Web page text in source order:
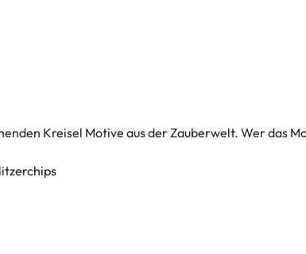
Kreisel Motive aus der Zauberwelt. Wer das